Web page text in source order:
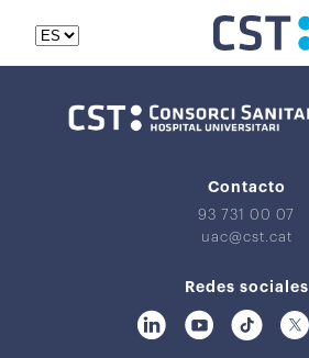
Contacto
93 731 00 07
uac@cst.cat
Redes sociales